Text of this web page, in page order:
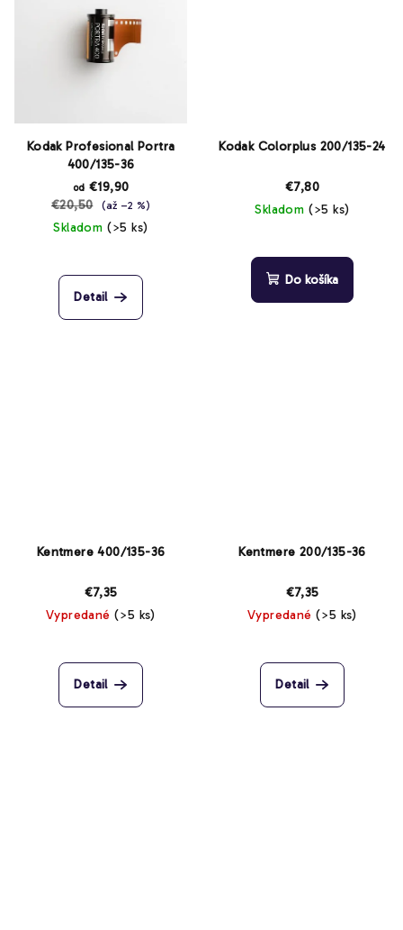
Kodak Profesional Portra
400/135-36
od €19,90
€20,50
(až –2 %)
Skladom (>5 ks)
hodnotenie
produktu
Detail
Kodak Colorplus 200/135-24
€7,80
Skladom (>5 ks)
Do košíka
Kentmere 400/135-36
€7,35
Vypredané(>5 ks)
Detail
Kentmere 200/135-36
€7,35
Vypredané(>5 ks)
Detail